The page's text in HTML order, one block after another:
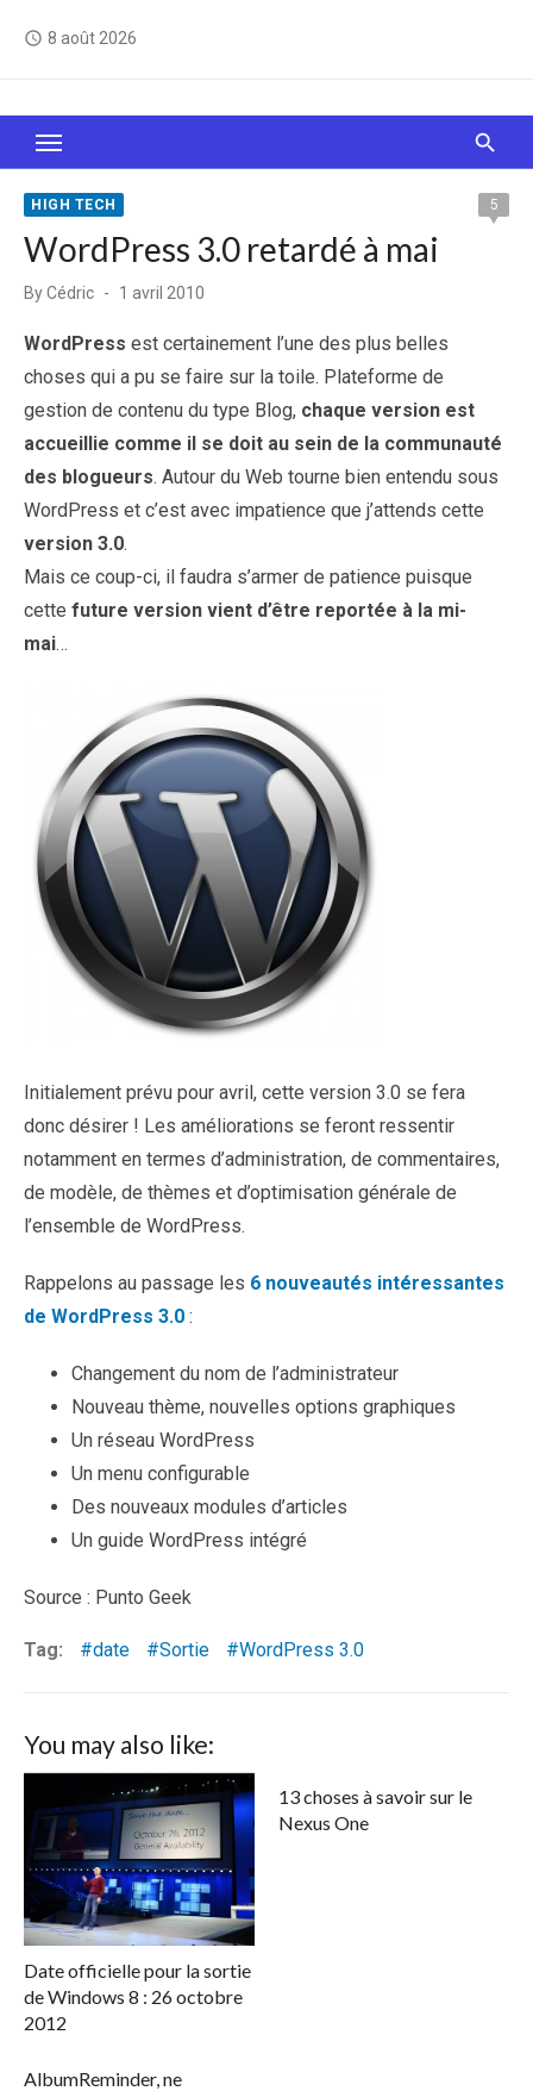
access_time 8 août 2026
Le Web, c'est comme une boîte de chocolats… On
sait jamais sur quoi on va tomber !
HIGH TECH 5
WordPress 3.0 retardé à mai
ByCédric
Posted
1 avril 2010
WordPress est certainement l’une des plus belles
choses qui a pu se faire sur la toile. Plateforme de
gestion de contenu du type Blog, chaque version est
accueillie comme il se doit au sein de la communauté
des blogueurs. Autour du Web tourne bien entendu sous
WordPress et c’est avec impatience que j’attends cette
version 3.0.
Mais ce coup-ci, il faudra s’armer de patience puisque
cette future version vient d’être reportée à la mi-
mai…
Initialement prévu pour avril, cette version 3.0 se fera
donc désirer ! Les améliorations se feront ressentir
notamment en termes d’administration, de commentaires,
de modèle, de thèmes et d’optimisation générale de
l’ensemble de WordPress.
Rappelons au passage les 6 nouveautés intéressantes
de WordPress 3.0 :
Changement du nom de l’administrateur
Nouveau thème, nouvelles options graphiques
Un réseau WordPress
Un menu configurable
Des nouveaux modules d’articles
Un guide WordPress intégré
Source : Punto Geek
Tag: date Sortie WordPress 3.0
You may also like:
Date officielle pour la sortie
de Windows 8 : 26 octobre
2012
13 choses à savoir sur le
Nexus One
AlbumReminder, ne